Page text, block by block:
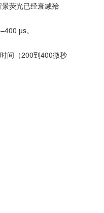
荧光已经衰减殆
µs。
间（200到400微秒